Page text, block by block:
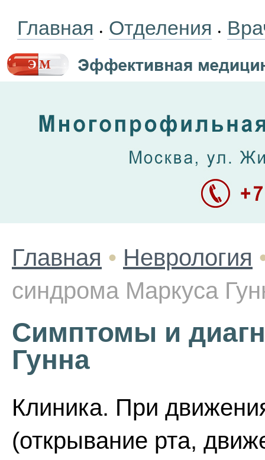
Главная • Отделения •
Главная • Неврология
синдрома Маркуса
Симптомы и
Гунна
Клиника. При
(открывание рта,